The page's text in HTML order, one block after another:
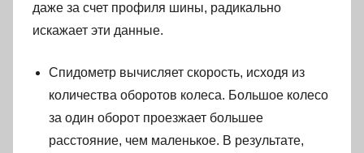
даже за счет профиля шины, радикально
искажает эти данные.
Спидометр вычисляет скорость, исходя из
количества оборотов колеса. Большое колесо
за один оборот проезжает большее
расстояние, чем маленькое. В результате,